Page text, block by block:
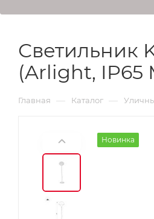
Светильник
(Arlight, IP65
Главная — Каталог —
Новинка